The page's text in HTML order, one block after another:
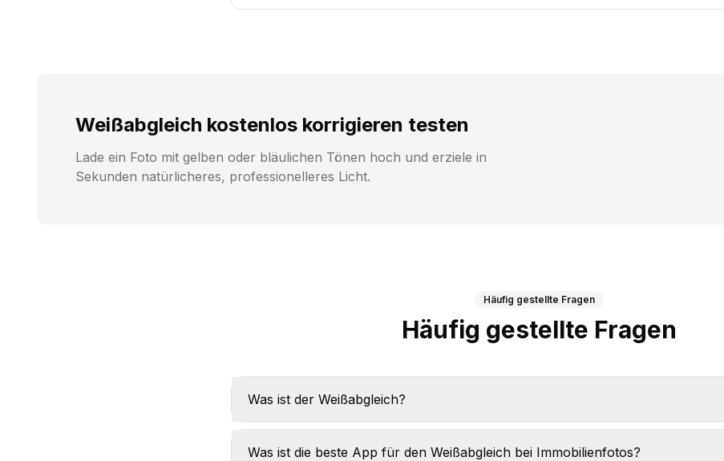
Weißabgleich kostenlos korrigieren testen
Lade ein Foto mit gelben oder bläulichen Tönen hoch und erziele in
Sekunden natürlicheres, professionelleres Licht.
Häufig gestellte Fragen
Häufig gestellte Fragen
Was ist der Weißabgleich?
Was ist die beste App für den Weißabgleich bei Immobilienfotos?